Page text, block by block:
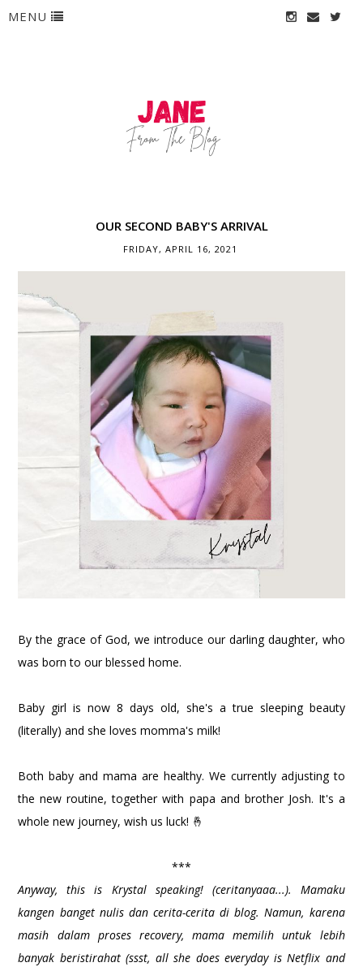
MENU
OUR SECOND BABY'S ARRIVAL
FRIDAY, APRIL 16, 2021
By the grace of God, we introduce our darling daughter, who
was born to our blessed home.
Baby girl is now 8 days old, she's a true sleeping beauty
(literally) and she loves momma's milk!
Both baby and mama are healthy. We currently adjusting to
the new routine, together with papa and brother Josh. It's a
whole new journey, wish us luck! 🤞
***
Anyway, this is Krystal speaking! (ceritanyaaa...). Mamaku
kangen banget nulis dan cerita-cerita di blog. Namun, karena
masih dalam proses recovery, mama memilih untuk lebih
banyak beristirahat (ssst, all she does everyday is Netflix and